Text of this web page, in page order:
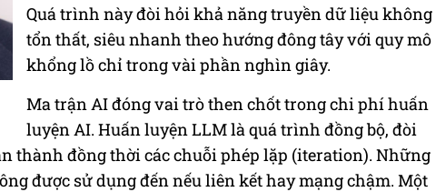
Quá trình này đòi hỏi khả năng truyền dữ liệu không
tổn thất, siêu nhanh theo hướng đông tây với quy mô
khổng lồ chỉ trong vài phần nghìn giây.
Ma trận AI đóng vai trò then chốt trong chi phí huấn
luyện AI. Huấn luyện LLM là quá trình đồng bộ, đòi
thành đồng thời các chuỗi phép lặp (iteration). Những
được sử dụng đến nếu liên kết hay mạng chậm. Một